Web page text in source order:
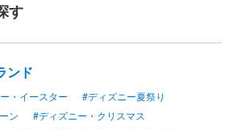
す
ンド
・イースター
#ディズニー夏祭り
ン
#ディズニー・クリスマス